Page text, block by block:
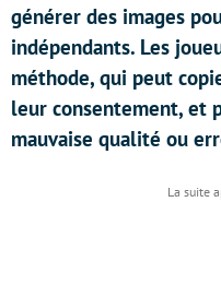
générer des images
indépendants. Les
méthode, qui peut
leur consentement, et
mauvaise qualité ou